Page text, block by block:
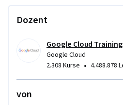
Übungsprojekt
This professional certificate
using our Qwiklabs platform.
These hands on components will
learn in the video lectures.
such as Google Cloud Platform
Dozent
Google Cloud Training
Google Cloud
2.308 Kurse • 4.488.878
von